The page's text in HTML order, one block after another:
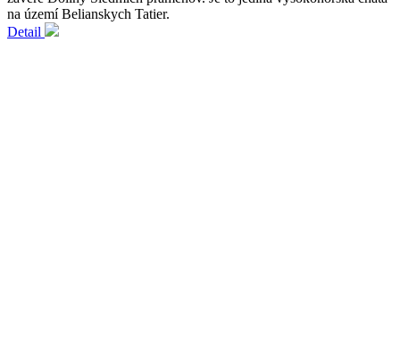
na území Belianskych Tatier.
Detail